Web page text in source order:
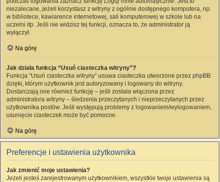
niezalecane, jeżeli korzystasz z witryny z ogólnie dostępnego komputera, np.
w bibliotece, kawiarence internetowej, sali komputerowej w szkole lub na
uczelni itp. Jeśli nie widzisz tej funkcji, oznacza to, że administrator ją
wyłączył.
Na górę
Jak działa funkcja “Usuń ciasteczka witryny”?
Funkcja “Usuń ciasteczka witryny” usuwa ciasteczka utworzone przez phpBB
dzięki, którym użytkownik jest autoryzowany i logowany do witryny.
Dostarczają one również funkcję – jeśli została włączona przez
administratora witryny – śledzenia przeczytanych i nieprzeczytanych przez
użytkownika postów. Jeśli występują problemy z logowaniem/wylogowaniem,
usunięcie ciasteczek może być pomocne.
Na górę
Preferencje i ustawienia użytkownika
Jak zmienić moje ustawienia?
Jeżeli jesteś zarejestrowanym użytkownikiem, wszystkie twoje ustawienia są